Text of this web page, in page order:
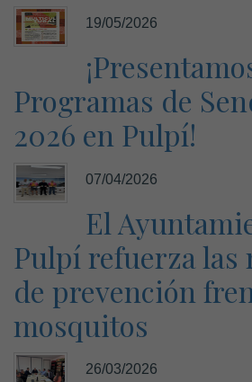
19/05/2026
Programas de
2026 en Pulpí!
07/04/2026
El
Pulpí refuerza las
de prevención
mosquitos
26/03/2026